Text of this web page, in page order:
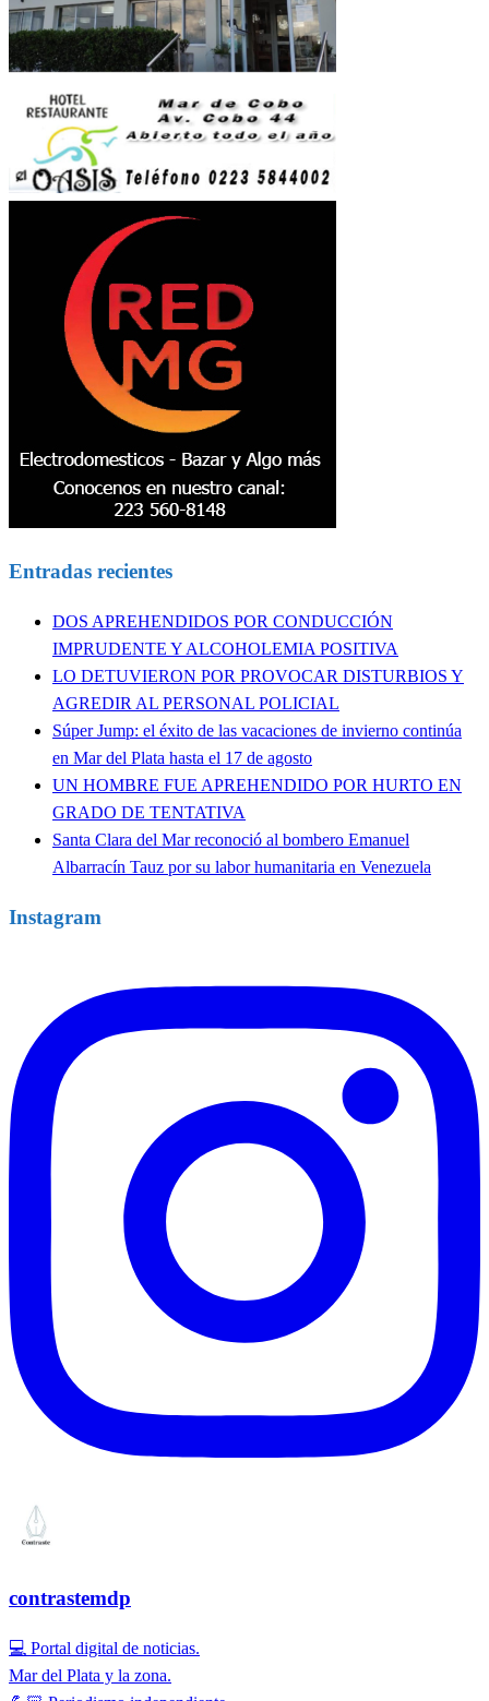
Entradas recientes
DOS APREHENDIDOS POR CONDUCCIÓN
IMPRUDENTE Y ALCOHOLEMIA POSITIVA
LO DETUVIERON POR PROVOCAR DISTURBIOS Y
AGREDIR AL PERSONAL POLICIAL
Súper Jump: el éxito de las vacaciones de invierno continúa
en Mar del Plata hasta el 17 de agosto
UN HOMBRE FUE APREHENDIDO POR HURTO EN
GRADO DE TENTATIVA
Santa Clara del Mar reconoció al bombero Emanuel
Albarracín Tauz por su labor humanitaria en Venezuela
Instagram
contrastemdp
💻 Portal digital de noticias.
Mar del Plata y la zona.